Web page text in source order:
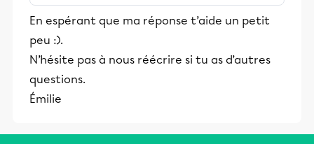
stimulants, Alloprof engage les élèves
et leurs parents dans la réussite
En espérant que ma réponse t’aide un petit
peu :).
N’hésite pas à nous réécrire si tu as d’autres
questions.
Émilie